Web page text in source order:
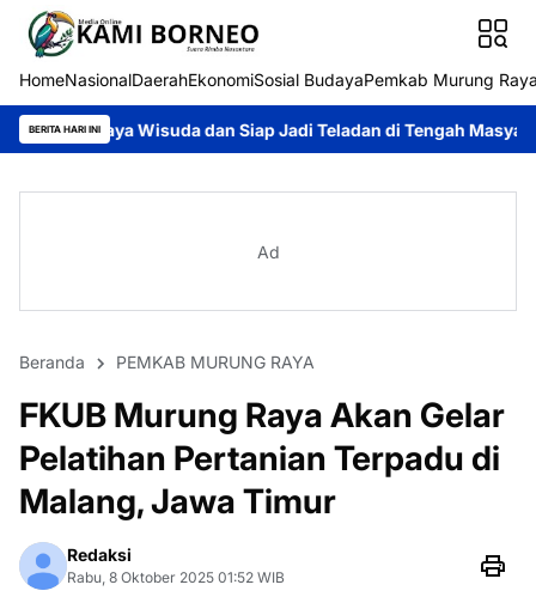
HomeNasionalDaerahEkonomiSosial BudayaPemkab Murung
BERITA HARI INI
dan Siap Jadi Teladan di Tengah Masyarakat Heriyus
Ad
Beranda PEMKAB MURUNG RAYA
FKUB Murung Raya Akan Gelar
Pelatihan Pertanian Terpadu di
Malang, Jawa Timur
Redaksi
Rabu, 8 Oktober 2025 01:52 WIB